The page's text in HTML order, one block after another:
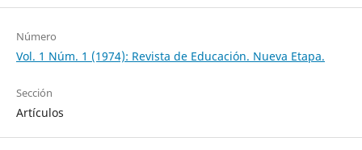
Número
Vol. 1 Núm. 1 (1974): Revista de Educación. Nueva Etapa.
Sección
Artículos